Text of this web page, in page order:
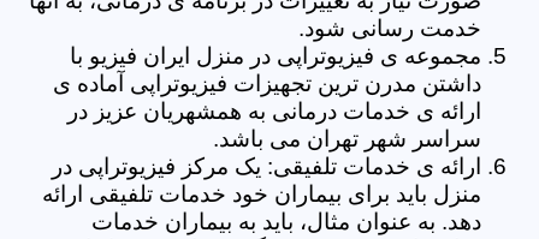
خدمت رسانی شود.
مجموعه ی فیزیوتراپی در منزل ایران فیزیو با
داشتن مدرن ترین تجهیزات فیزیوتراپی آماده ی
ارائه ی خدمات درمانی به همشهریان عزیز در
سراسر شهر تهران می باشد.
ارائه ی خدمات تلفیقی: یک مرکز فیزیوتراپی در
منزل باید برای بیماران خود خدمات تلفیقی ارائه
دهد. به عنوان مثال، باید به بیماران خدمات